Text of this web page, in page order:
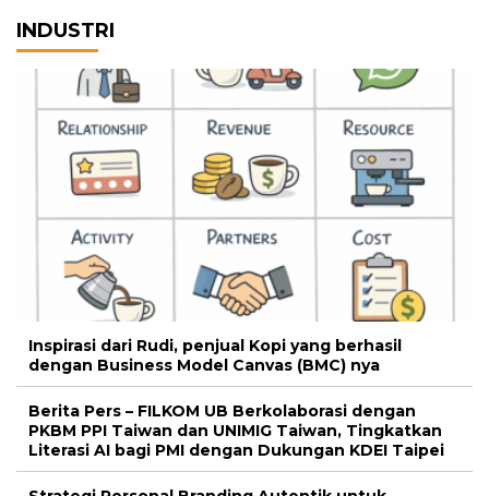
INDUSTRI
Inspirasi dari Rudi, penjual Kopi yang berhasil
dengan Business Model Canvas (BMC) nya
Berita Pers – FILKOM UB Berkolaborasi dengan
PKBM PPI Taiwan dan UNIMIG Taiwan, Tingkatkan
Literasi AI bagi PMI dengan Dukungan KDEI Taipei